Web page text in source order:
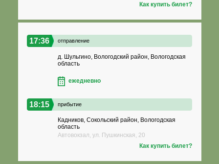
Как купить билет?
17:36 отправление
д. Шульгино, Вологодский район, Вологодская
область
ежедневно
18:15 прибытие
Кадников, Сокольский район, Вологодская
область
Автовокзал, ул. Пушкинская, 20
Как купить билет?